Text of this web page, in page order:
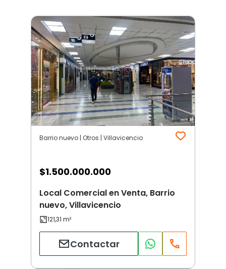
Barrio nuevo | Otros | Villavicencio
$1.500.000.000
Local Comercial en Venta, Barrio
nuevo, Villavicencio
Contactar